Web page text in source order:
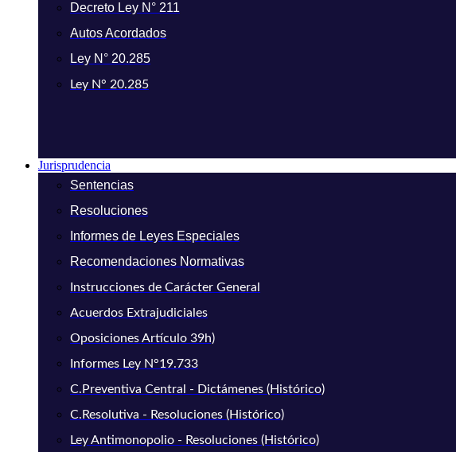
Decreto Ley N° 211
Autos Acordados
Ley N° 20.285
Ley N° 20.285
Jurisprudencia
Sentencias
Resoluciones
Informes de Leyes Especiales
Recomendaciones Normativas
Instrucciones de Carácter General
Acuerdos Extrajudiciales
Oposiciones Artículo 39h)
Informes Ley N°19.733
C.Preventiva Central - Dictámenes (Histórico)
C.Resolutiva - Resoluciones (Histórico)
Ley Antimonopolio - Resoluciones (Histórico)